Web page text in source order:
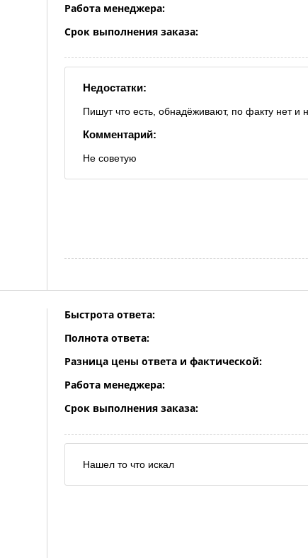
Работа менеджера:
Срок выполнения заказа:
Недостатки:
Пишут что есть, обнадёживают, по факту нет
Комментарий:
Не советую
Быстрота ответа:
Полнота ответа:
Разница цены ответа и фактической:
Работа менеджера:
Срок выполнения заказа:
Нашел то что искал